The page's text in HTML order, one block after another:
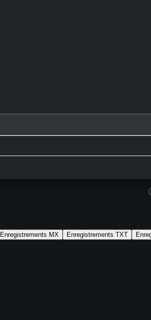
Enregistrements MX Enregistrements TXT